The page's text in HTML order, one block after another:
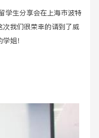
学生分享会在上海市波特
次我们很荣幸的请到了威
学姐！